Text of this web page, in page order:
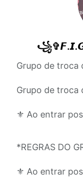
Grupo de troca
Grupo de troca
⚜️ Ao entrar
*REGRAS DO
⚜️ Ao entrar